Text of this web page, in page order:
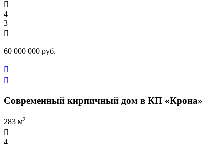

4
3

60 000 000 руб.


Современный кирпичный дом в КП «Крона»
283 м2

4